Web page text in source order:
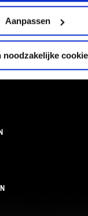
Aanpassen
noodzakelijke